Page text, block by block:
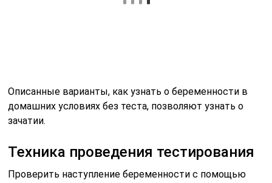
пищевой соды очень просто. Достаточно один раз
Соберите в емкость примерно 150-200
миллилитров утренней мочи.
Понаблюдайте за реакцией.